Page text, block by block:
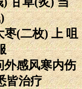
枣(二枚) 上 咀
外感风寒内伤
皆治疗